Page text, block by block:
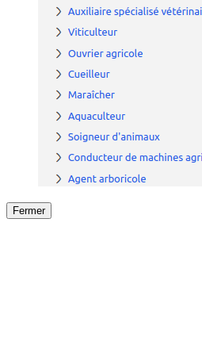
Fermer